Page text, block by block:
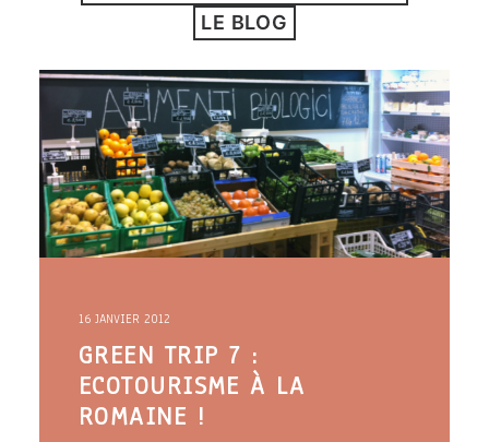
podcast kinoa
YOGA
faire le quiz
Recherche
Panier
LE BLOG
16 JANVIER 2012
GREEN TRIP 7 :
ECOTOURISME À LA
ROMAINE !